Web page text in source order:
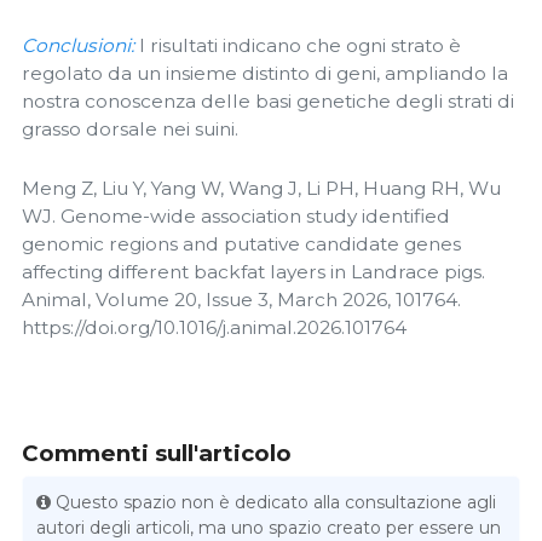
Conclusioni:I risultati indicano che ogni strato è
regolato da un insieme distinto di geni, ampliando la
nostra conoscenza delle basi genetiche degli strati di
grasso dorsale nei suini.
Meng Z, Liu Y, Yang W, Wang J, Li PH, Huang RH, Wu
WJ. Genome-wide association study identified
genomic regions and putative candidate genes
affecting different backfat layers in Landrace pigs.
Animal, Volume 20, Issue 3, March 2026, 101764.
https://doi.org/10.1016/j.animal.2026.101764
Commenti sull'articolo
Questo spazio non è dedicato alla consultazione agli
autori degli articoli, ma uno spazio creato per essere un